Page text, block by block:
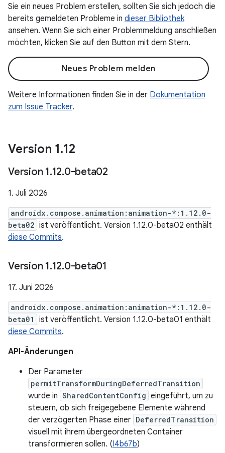
Sie ein neues Problem erstellen, sollten Sie sich jedoch die
bereits gemeldeten Probleme in dieser Bibliothek
ansehen. Wenn Sie sich einer Problemmeldung anschließen
möchten, klicken Sie auf den Button mit dem Stern.
Neues Problem melden
Weitere Informationen finden Sie in der Dokumentation
zum Issue Tracker.
Version 1.12
Version 1.12.0-beta02
1. Juli 2026
androidx.compose.animation:animation-*:1.12.0-
beta02 ist veröffentlicht. Version 1.12.0-beta02 enthält
diese Commits.
Version 1.12.0-beta01
17. Juni 2026
androidx.compose.animation:animation-*:1.12.0-
beta01
ist veröffentlicht. Version 1.12.0-beta01 enthält
diese Commits.
API-Änderungen
Der Parameter
permitTransformDuringDeferredTransition
wurde in SharedContentConfig eingeführt, um zu
steuern, ob sich freigegebene Elemente während
der verzögerten Phase einer DeferredTransition
visuell mit ihrem übergeordneten Container
transformieren sollen. (I4b67b)